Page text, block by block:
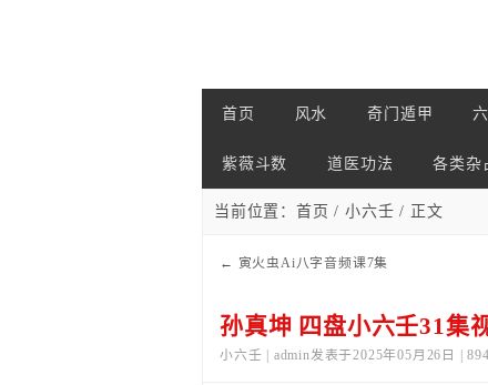
首页 风水 奇门遁甲
紫薇斗数 道医功法 各类杂
当前位置： 首页 /小六壬 / 正文
← 寅火虫Ai八字音频课7集
孙真坤 四盘小六壬31集
小六壬 | admin发表于2025年05月26日 |